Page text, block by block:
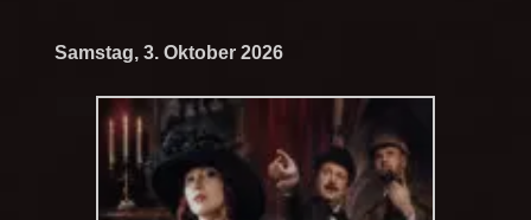
Samstag, 3. Oktober 2026